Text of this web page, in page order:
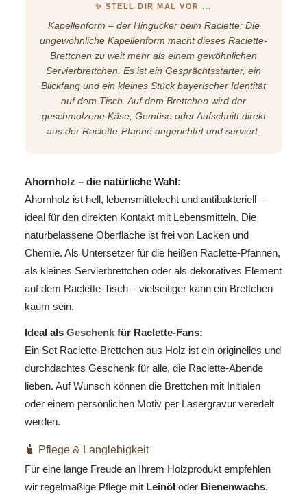
✨ STELL DIR MAL VOR ...
Kapellenform – der Hingucker beim Raclette: Die
ungewöhnliche Kapellenform macht dieses Raclette-
Brettchen zu weit mehr als einem gewöhnlichen
Servierbrettchen. Es ist ein Gesprächtsstarter, ein
Blickfang und ein kleines Stück bayerischer Identität
auf dem Tisch. Auf dem Brettchen wird der
geschmolzene Käse, Gemüse oder Aufschnitt direkt
aus der Raclette-Pfanne angerichtet und serviert.
Ahornholz – die natürliche Wahl:
Ahornholz ist hell, lebensmittelecht und antibakteriell –
ideal für den direkten Kontakt mit Lebensmitteln. Die
naturbelassene Oberfläche ist frei von Lacken und
Chemie. Als Untersetzer für die heißen Raclette-Pfannen,
als kleines Servierbrettchen oder als dekoratives Element
auf dem Raclette-Tisch – vielseitiger kann ein Brettchen
kaum sein.
Ideal als Geschenk für Raclette-Fans:
Ein Set Raclette-Brettchen aus Holz ist ein originelles und
durchdachtes Geschenk für alle, die Raclette-Abende
lieben. Auf Wunsch können die Brettchen mit Initialen
oder einem persönlichen Motiv per Lasergravur veredelt
werden.
🧴 Pflege & Langlebigkeit
Für eine lange Freude an Ihrem Holzprodukt empfehlen
wir regelmäßige Pflege mit Leinöl oder Bienenwachs.